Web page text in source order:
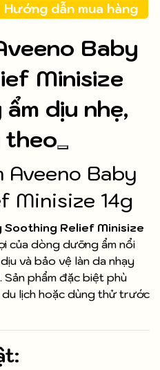
Hướng dẫn mua hàng
Baby
Minisize
dịu nhẹ,
theo
Aveeno Baby
Minisize 14g
Soothing Relief Minisize
của dòng dưỡng ẩm nổi
và bảo vệ làn da nhạy
Sản phẩm đặc biệt phù
lịch hoặc dùng thử trước